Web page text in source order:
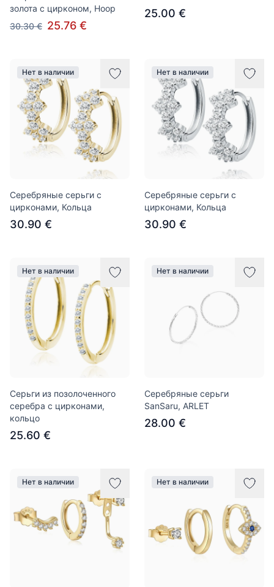
золота с цирконом, Hoop
30.30 € 25.76 €
25.00 €
Нет в наличии
Серебряные серьги с
цирконами, Кольца
30.90 €
Нет в наличии
Серебряные серьги с
цирконами, Кольца
30.90 €
Нет в наличии
Серьги из позолоченного
серебра с цирконами,
кольцо
25.60 €
Нет в наличии
Серебряные серьги
SanSaru, ARLET
28.00 €
Нет в наличии Нет в наличии